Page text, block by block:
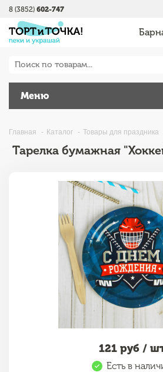
8 (3852) 602-747
Меню
Главная Каталог Товары для праздника
Тарелка бумажная
121руб /
Есть в